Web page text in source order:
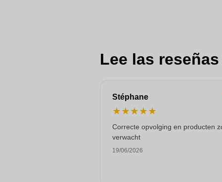
Lee las
Stéphane
★★★★★
Correcte opvolging en producten
verwacht
19/06/2026